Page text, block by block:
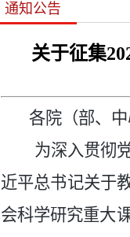
通知公告
关于征集
各院（部、中
为深入贯彻
近平总书记关于
会科学研究重大